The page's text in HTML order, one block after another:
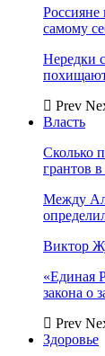
Россияне
самому
Нередки
Prev
Власть
Сколько
грантов
Между
Виктор
«Единая
закона о
Prev
Здоровье